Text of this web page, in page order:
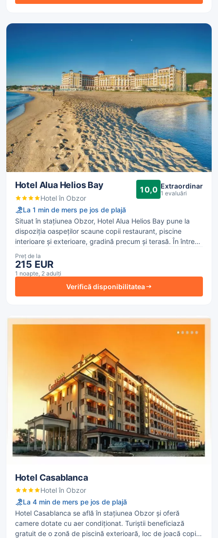
Hotel Alua Helios Bay
Hotel în Obzor
10,0 Extraordinar
1 evaluări
La 1 min de mers pe jos de plajă
Situat în stațiunea Obzor, Hotel Alua Helios Bay pune la
dispoziția oaspeților scaune copii restaurant, piscine
interioare şi exterioare, gradină precum și terasă. În întreg
Fiecare dintre cele 3 restaurante bufet oferă preparate cu
specific internaţională și asiatică, într-o atmosferă variată
în cadrul hotelului.
Preț de la
215 EUR
1 noapte, 2 adulți
Verifică disponibilitatea
Hotel Casablanca
Hotel în Obzor
La 4 min de mers pe jos de plajă
Hotel Casablanca se află în stațiunea Obzor și oferă
camere dotate cu aer condiţionat. Turiștii beneficiază
gratuit de o zonă de piscină exterioară, loc de joacă copii